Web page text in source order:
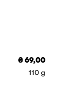
₴ 69,00
110 g